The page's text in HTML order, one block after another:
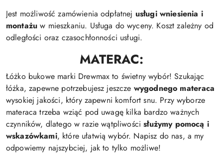
Jest możliwość zamówienia odpłatnej usługi wniesienia i
montażu w mieszkaniu. Usługa do wyceny. Koszt zależny od
odległości oraz czasochłonności usługi.
MATERAC:
Łóżko bukowe marki Drewmax to świetny wybór! Szukając
łóżka, zapewne potrzebujesz jeszcze wygodnego materaca
wysokiej jakości, który zapewni komfort snu. Przy wyborze
materaca trzeba wziąć pod uwagę kilka bardzo ważnych
czynników, dlatego w razie wątpliwościsłużymy pomocą i
wskazówkami, które ułatwią wybór. Napisz do nas, a my
odpowiemy najszybciej, jak to tylko możliwe!